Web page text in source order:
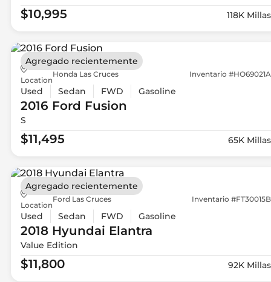
$10,995
118K Millas
Location
Honda Las Cruces Inventario #HO69021A
Used Sedan FWD Gasoline
2016 Ford Fusion
S
$11,495 65K Millas
Agregado recientemente
Location
Ford Las Cruces Inventario #FT30015B
Used Sedan FWD Gasoline
2018 Hyundai Elantra
Value Edition
$11,800 92K Millas
Agregado recientemente